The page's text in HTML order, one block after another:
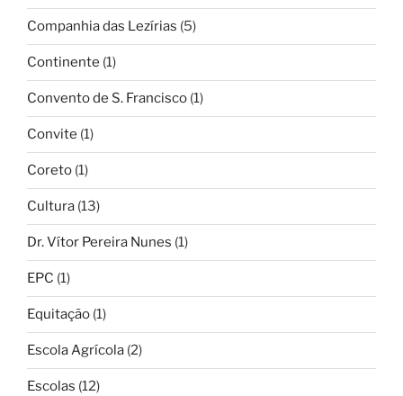
Companhia das Lezírias (5)
Continente (1)
Convento de S. Francisco (1)
Convite (1)
Coreto (1)
Cultura (13)
Dr. Vítor Pereira Nunes (1)
EPC (1)
Equitação (1)
Escola Agrícola (2)
Escolas (12)